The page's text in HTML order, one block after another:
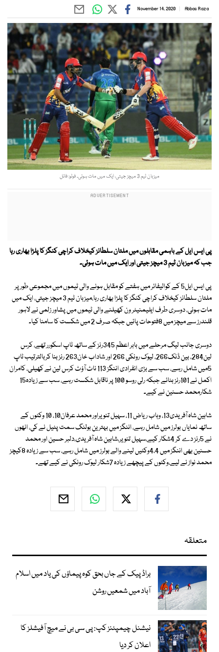
Abbas Raza
November 14, 2020
میزبان ٹیم 3 میچز جیتی، ایک میں مات ہوئی۔ فوٹو: فائل
پی ایس ایل کے باہمی مقابلوں میں ملتان سلطانز کیخلاف کراچی کنگز کا پلڑا بھاری رہا
جب کہ میزبان ٹیم 3 میچز جیتی اور ایک میں مات ہوئی۔
پی ایس ایل5 کے کوالیفائر میں ہفتے کو مقابل ہونے والی ٹیموں میں مجموعی طور پر
ملتان سلطانز کیخلاف کراچی کنگز کا پلڑا بھاری رہا،میزبان ٹیم 3 میچز جیتی، ایک میں
مات ہوئی، دوسری طرف ایلیمنیٹر ون کھیلنے والی ٹیموں میں پشاور زلمی نے لاہور
قلندرز سے میچز میں 8فتوحات پائیں جبکہ صرف 2 میں شکست کا سامنا کیا۔
دوسری جانب لیگ مرحلے میں بابر اعظم 345رنز کے ساتھ ٹاپ اسکورر تھے، کرس
لین284، بین ڈنک266، لیوک رونکی 266 اور شاداب خان263 رنز بنا کربالترتیب ٹاپ
5میں شامل رہے، سب سے بڑی انفرادی اننگز 113 ناٹ آؤٹ کرس لین نے کھیلی، کامران
اکمل نے 101رنز بنائے جبکہ رلی روسو 100 پر ناقابل شکست رہے، سب سے زیادہ15
شکارمحمد حسنین نے کیے۔
شاہین شاہ آفریدی13، وہاب ریاض 11، سہیل تنویراور محمد عرفان10، 10 وکٹوں کے
ساتھ نمایاں بولرز میں شامل رہے، اننگز میں بہترین بولنگ سمت پٹیل نے کی، انھوں
نے 5رنز دے کر 4شکار کیے،سہیل تنویر،شاہین شاہ آفریدی،دلبر حسین اور محمد
حسنین بھی اننگز میں 4،4وکٹیں لینے والے بولرز میں شامل رہے، سب سے زیادہ 8کیچز
محمد نواز نے لیے،وکٹوں کے پیچھے زیادہ 7شکار لیوک رونکی نے کیے تھے۔
متعلقہ
براڈ پیک کے جاں بحق کوہ پیماؤں کی یاد میں اسلام
آباد میں شمعیں روشن
نیشنل چیمپئنز کپ: پی سی بی نے میچ آفیشلز کا
اعلان کر دیا